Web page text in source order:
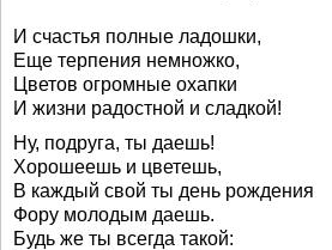
И счастья полные ладошки,
Еще терпения немножко,
Цветов огромные охапки
И жизни радостной и сладкой!
Ну, подруга, ты даешь!
Хорошеешь и цветешь,
В каждый свой ты день рождения
Фору молодым даешь.
Будь же ты всегда такой: